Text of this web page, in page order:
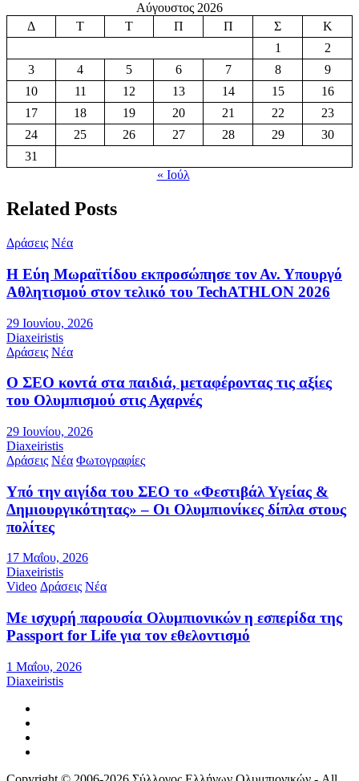
Αύγουστος 2026
Δ
Τ Τ Π Π Σ
Κ
1
2
3
4 5 6 7 8
9
10
11 12 13 14 15
16
17
18 19 20 21 22
23
24
25 26 27 28 29
30
31
« Ιούλ
Related Posts
Δράσεις Νέα
Η Εύη Μωραϊτίδου εκπροσώπησε τον Αν. Υπουργό
Αθλητισμού στον τελικό του TechATHLON 2026
29 Ιουνίου, 2026
Diaxeiristis
Δράσεις Νέα
Ο ΣEO κοντά στα παιδιά, μεταφέροντας τις αξίες
του Ολυμπισμού στις Αχαρνές
29 Ιουνίου, 2026
Diaxeiristis
Δράσεις Νέα Φωτογραφίες
Υπό την αιγίδα του ΣΕΟ το «Φεστιβάλ Υγείας &
Δημιουργικότητας» – Οι Ολυμπιονίκες δίπλα στους
πολίτες
17 Μαΐου, 2026
Diaxeiristis
Video Δράσεις Νέα
Με ισχυρή παρουσία Ολυμπιονικών η εσπερίδα της
Passport for Life για τον εθελοντισμό
1 Μαΐου, 2026
Diaxeiristis